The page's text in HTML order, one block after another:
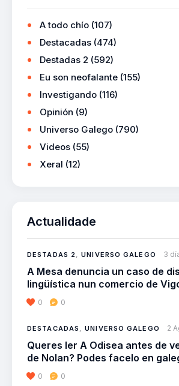
A todo chío (107)
Destacadas (474)
Destadas 2 (592)
Eu son neofalante (155)
Investigando (116)
Opinión (9)
Universo Galego (790)
Videos (55)
Xeral (12)
Actualidade
DESTADAS 2,UNIVERSO GALEGO 3
A Mesa denuncia un caso de
lingüística nun comercio de
0 0
DESTACADAS ,UNIVERSO GALEGO 2
Queres ler A Odisea antes de
de Nolan? Podes facelo en
0 0